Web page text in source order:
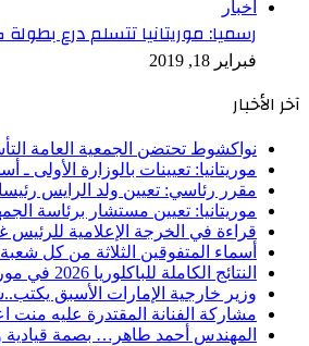
أخبار
رسميا: موريتانيا تتسلم درع
فبراير 18, 2019
آخر الأخبار
نواكشوط تحتضن الجمعية العامة
موريتانيا: تعيينات بالوزارة الأولى ـ
مقرر رئاسي: تعيين ولد الرايس
موريتانيا: تعيين مستشار برئاسة
قراءة في الخرجة الإعلامية للرئيس
أسماء المتفوقين الثلاثة من كل شعبة في الباكلوريا
النتائج الكاملة للباكلوريا 2026 في موريتانيا
وزير خارجية الإمارات الأسبق
مشاركة الفنانة المقتدرة عليه منت
المهندس أحمد طاهر… بصمة قيادية